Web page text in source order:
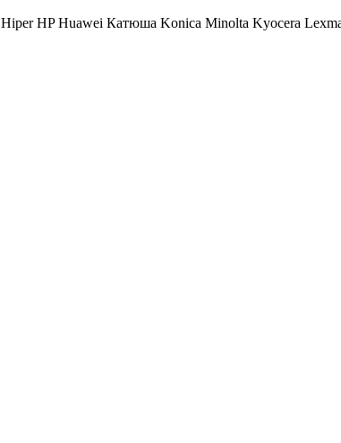
Hiper HP Huawei Катюша Konica Minolta Kyocera